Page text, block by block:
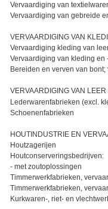
Vervaardiging van
Vervaardiging van gebreide
VERVAARDIGING VAN
Vervaardiging kleding van
Vervaardiging van kleding
Bereiden en verven van
VERVAARDIGING VAN
Lederwarenfabrieken (excl.
Schoenenfabrieken
HOUTINDUSTRIE EN
Houtzagerijen
Houtconserveringsbedrijven:
- met zoutoplossingen
Timmerwerkfabrieken,
Timmerwerkfabrieken,
Kurkwaren-, riet- en